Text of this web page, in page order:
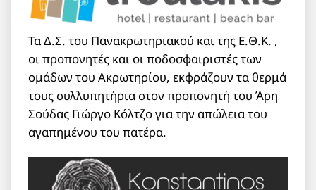
Τα Δ.Σ. του Πανακρωτηριακού και της Ε.Θ.Κ. ,
οι προπονητές και οι ποδοσφαιριστές των
ομάδων του Ακρωτηρίου, εκφράζουν τα θερμά
τους συλλυπητήρια στον προπονητή του Άρη
Σούδας Γιώργο Κόλτζο για την απώλεια του
αγαπημένου του πατέρα.